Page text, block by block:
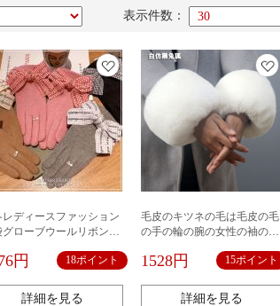
表示件数：
レディースファッション
グローブウールリボン英
円 18ポイント
詳細を見る
毛皮のキツネの毛は毛皮の毛
の手の輪の腕の女性の袖のカ
の輪の袖口の保温の腕のカバ
1528円 15ポイント
詳細を見る